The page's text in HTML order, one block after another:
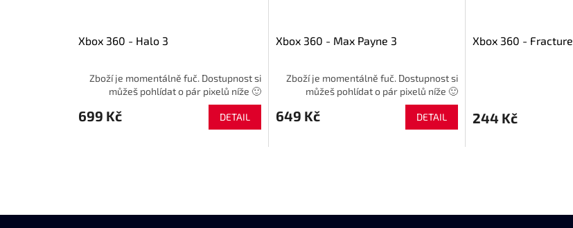
Xbox 360 - Halo 3
Zboží je momentálně fuč. Dostupnost si
můžeš pohlídat o pár pixelů níže 🙂
699 Kč DETAIL
Xbox 360 - Max Payne 3
Zboží je momentálně fuč. Dostupnost si
můžeš pohlídat o pár pixelů níže 🙂
649 Kč DETAIL
Xbox 360 - Fracture
244 Kč